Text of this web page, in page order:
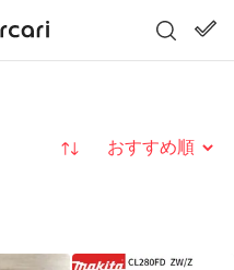
並び替え